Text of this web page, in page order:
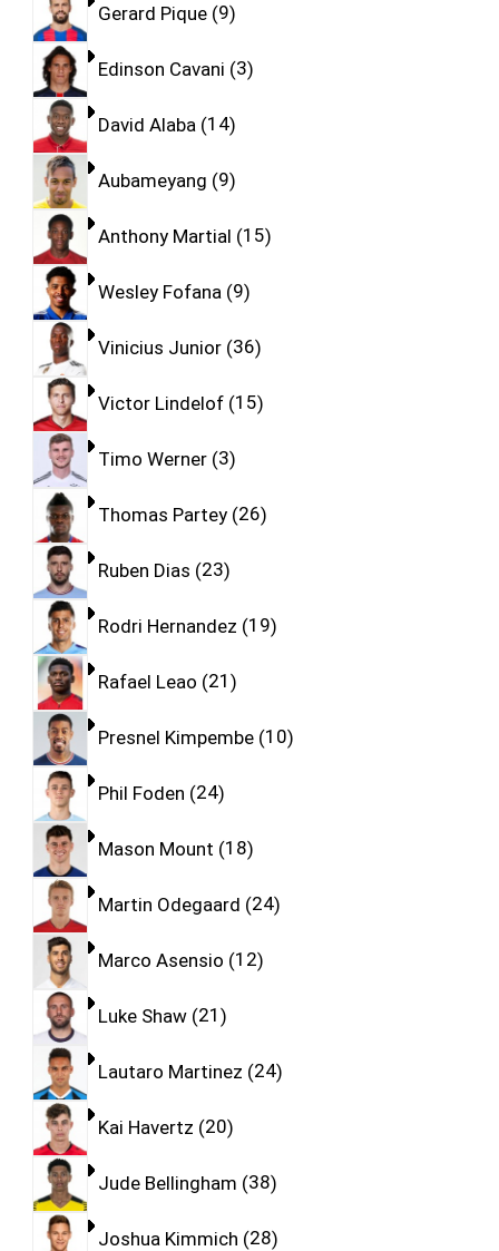
Gerard Pique 9
Edinson Cavani 3
David Alaba 14
Aubameyang 9
Anthony Martial 15
Wesley Fofana 9
Vinicius Junior 36
Victor Lindelof 15
Timo Werner 3
Thomas Partey 26
Ruben Dias 23
Rodri Hernandez 19
Rafael Leao 21
Presnel Kimpembe 10
Phil Foden 24
Mason Mount 18
Martin Odegaard 24
Marco Asensio 12
Luke Shaw 21
Lautaro Martinez 24
Kai Havertz 20
Jude Bellingham 38
Joshua Kimmich 28